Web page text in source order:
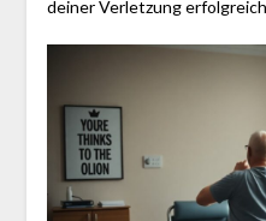
deiner Verletzung